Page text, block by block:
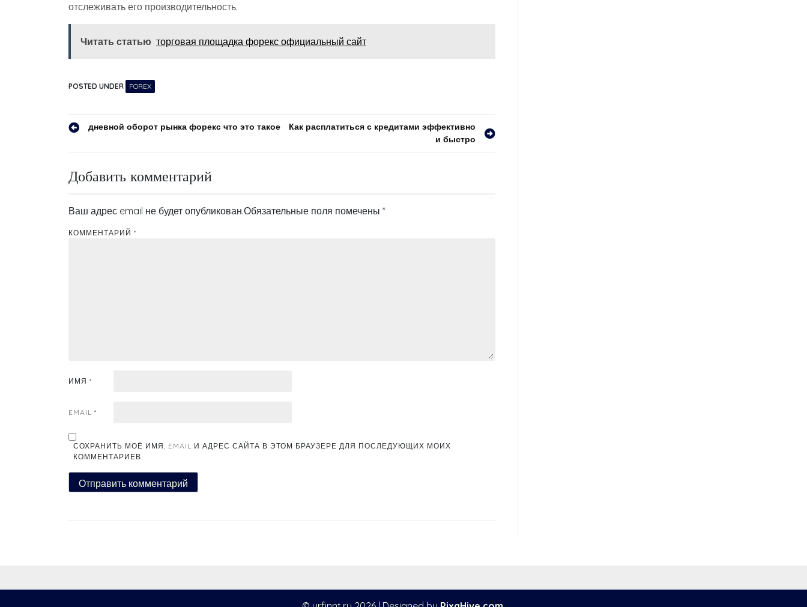
отслеживать его производительность.
Читать статью торговая площадка форекс официальный сайт
POSTED UNDER FOREX
Навигация
записям
дневной оборот рынка форекс что это такое
Как расплатиться с кредитами эффективно
и быстро
Добавить комментарий
Ваш адрес email не будет опубликован.Обязательные поля помечены *
КОММЕНТАРИЙ *
ИМЯ *
EMAIL *
СОХРАНИТЬ МОЁ ИМЯ, EMAIL И АДРЕС САЙТА В ЭТОМ БРАУЗЕРЕ ДЛЯ ПОСЛЕДУЮЩИХ МОИХ
КОММЕНТАРИЕВ.